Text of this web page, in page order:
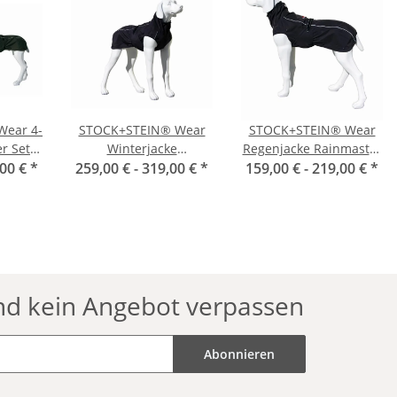
4-
Set
€*
STOCK+STEIN® Wear
Winterjacke
Wintermaster Phantom
259,00 € -319,00 €*
STOCK+STEIN® Wear
Regenjacke Rainmaster
Phantom schwarz
159,00 € -219,00 €*
kein Angebot verpassen
Abonnieren